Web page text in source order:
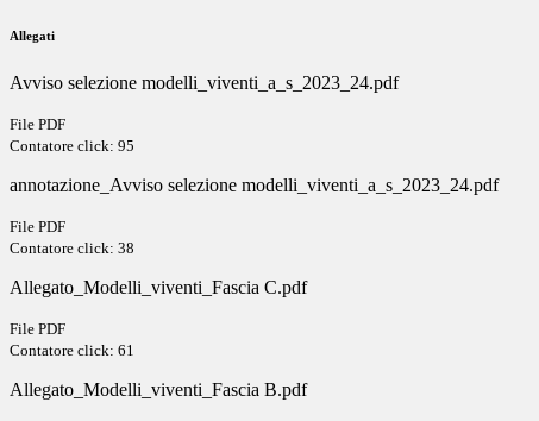
Allegati
Avviso selezione modelli_viventi_a_s_2023_24.pdf
File PDF
Contatore click: 95
annotazione_Avviso selezione modelli_viventi_a_s_2023_24.pdf
File PDF
Contatore click: 38
Allegato_Modelli_viventi_Fascia C.pdf
File PDF
Contatore click: 61
Allegato_Modelli_viventi_Fascia B.pdf